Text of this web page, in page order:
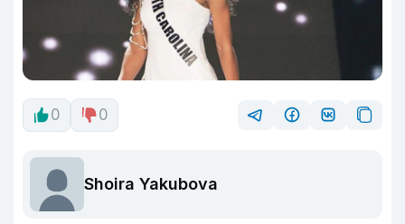
0 0
Shoira Yakubova